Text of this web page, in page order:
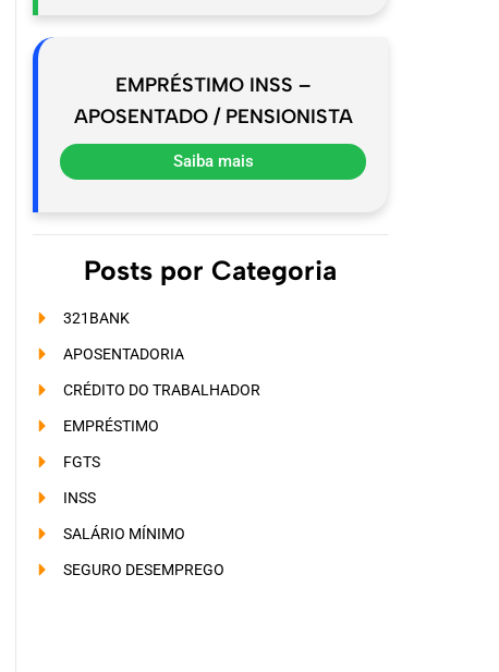
EMPRÉSTIMO INSS –
APOSENTADO / PENSIONISTA
Saiba mais
Posts por Categoria
321BANK
APOSENTADORIA
CRÉDITO DO TRABALHADOR
EMPRÉSTIMO
FGTS
INSS
SALÁRIO MÍNIMO
SEGURO DESEMPREGO